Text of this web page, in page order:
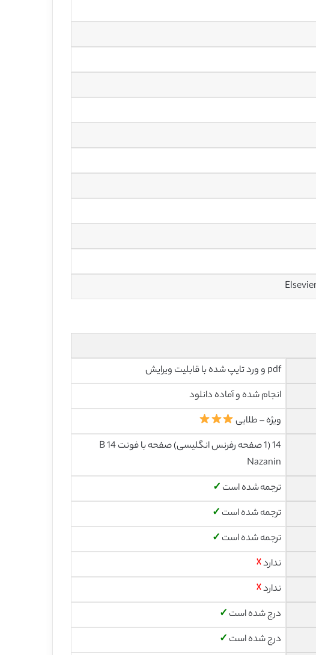
pdf و ورد تایپ شده با قابلیت ویرایش
انجام شده و آماده دانلود
ویژه – طلایی
14 (1 صفحه رفرنس انگلیسی) صفحه با فونت 14 B
Nazanin
ترجمه شده است ✓
ترجمه شده است ✓
ترجمه شده است ✓
ندارد☓
ندارد☓
درج شده است ✓
درج شده است ✓